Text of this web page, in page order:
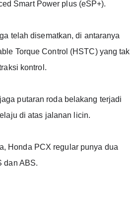
Smart Power plus (eSP+).
telah disematkan, di antaranya
Torque Control (HSTC) yang tak
kontrol.
putaran roda belakang terjadi
di atas jalanan licin.
Honda PCX regular punya dua
dan ABS.